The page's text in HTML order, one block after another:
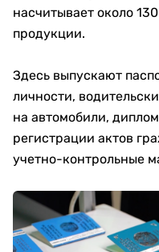
насчитывает около
продукции.
Здесь выпускают
личности,
на автомобили,
регистрации актов
учетно-контрольные